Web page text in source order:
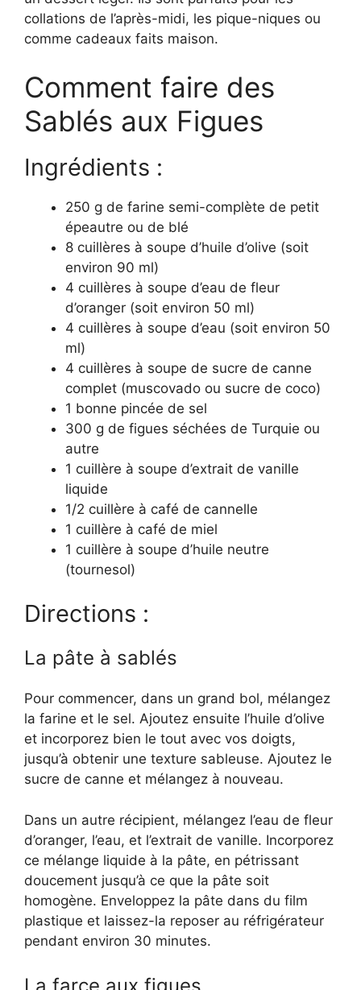
collations de l’après-midi, les pique-niques ou
comme cadeaux faits maison.
Comment faire des
Sablés aux Figues
Ingrédients :
250 g de farine semi-complète de petit
épeautre ou de blé
8 cuillères à soupe d’huile d’olive (soit
environ 90 ml)
4 cuillères à soupe d’eau de fleur
d’oranger (soit environ 50 ml)
4 cuillères à soupe d’eau (soit environ 50
ml)
4 cuillères à soupe de sucre de canne
complet (muscovado ou sucre de coco)
1 bonne pincée de sel
300 g de figues séchées de Turquie ou
autre
1 cuillère à soupe d’extrait de vanille
liquide
1/2 cuillère à café de cannelle
1 cuillère à café de miel
1 cuillère à soupe d’huile neutre
(tournesol)
Directions :
La pâte à sablés
Pour commencer, dans un grand bol, mélangez
la farine et le sel. Ajoutez ensuite l’huile d’olive
et incorporez bien le tout avec vos doigts,
jusqu’à obtenir une texture sableuse. Ajoutez le
sucre de canne et mélangez à nouveau.
Dans un autre récipient, mélangez l’eau de fleur
d’oranger, l’eau, et l’extrait de vanille. Incorporez
ce mélange liquide à la pâte, en pétrissant
doucement jusqu’à ce que la pâte soit
homogène. Enveloppez la pâte dans du film
plastique et laissez-la reposer au réfrigérateur
pendant environ 30 minutes.